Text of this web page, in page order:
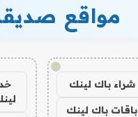
مواقع
!
شراء باك لينك
باقات باك لينك